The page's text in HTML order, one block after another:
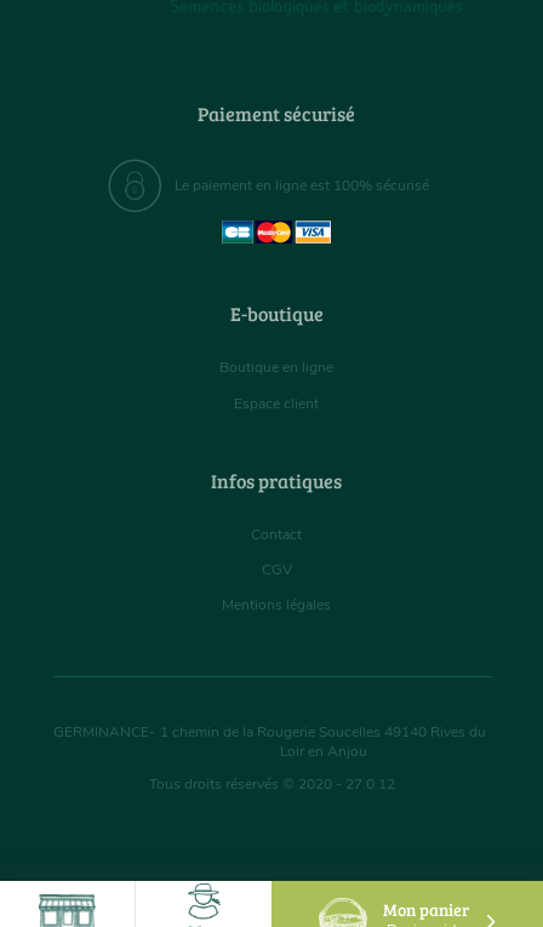
Mon panier
Paiement sécurisé
Le paiement en ligne est 100% sécurisé
E-boutique
Boutique en ligne
Espace client
Infos pratiques
Contact
CGV
Mentions légales
GERMINANCE- 1 chemin de la Rougerie Soucelles 49140 Rives du
Loir en Anjou
Tous droits réservés © 2020 - 27.0.12